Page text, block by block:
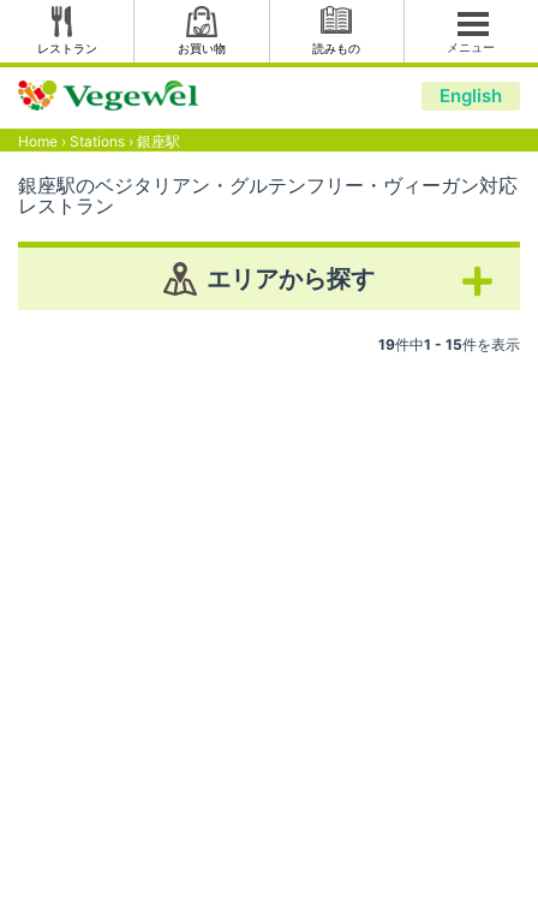
レストラン お買い物 読みもの メニュー
English
Home › Stations › 銀座駅
銀座駅のベジタリアン・グルテンフリー・ヴィーガン対応
レストラン
エリアから探す
19件中1 - 15件を表示